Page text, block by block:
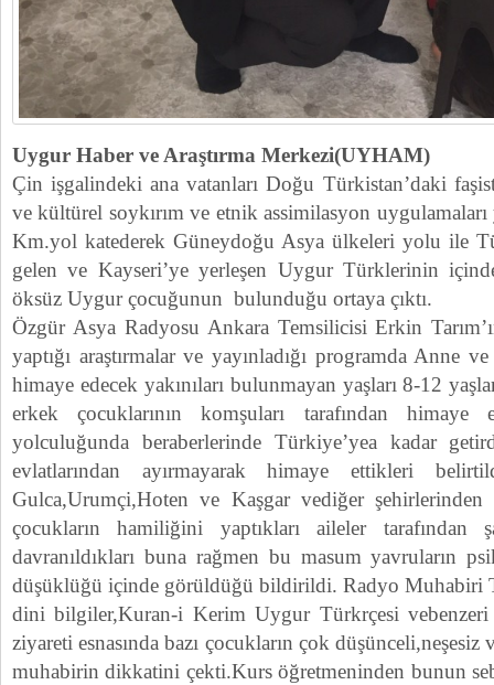
Uygur Haber ve Araştırma Merkezi(UYHAM)
Çin işgalindeki ana vatanları Doğu Türkistan’daki
ve kültürel soykırım ve etnik assimilasyon
Km.yol katederek Güneydoğu Asya ülkeleri yolu ile
gelen ve Kayseri’ye yerleşen Uygur Türklerinin
öksüz Uygur çocuğunun bulunduğu ortaya çıktı.
Özgür Asya Radyosu Ankara Temsilicisi Erkin
yaptığı araştırmalar ve yayınladığı programda Anne
himaye edecek yakınıları bulunmayan yaşları 8-12
erkek çocuklarının komşuları tarafından
yolculuğunda beraberlerinde Türkiye’yea kadar
evlatlarından ayırmayarak himaye ettikleri
Gulca,Urumçi,Hoten ve Kaşgar vediğer
çocukların hamiliğini yaptıkları aileler
davranıldıkları buna rağmen bu masum yavruların
düşüklüğü içinde görüldüğü bildirildi. Radyo Muhabiri
dini bilgiler,Kuran-i Kerim Uygur Türkrçesi
ziyareti esnasında bazı çocukların çok
muhabirin dikkatini çekti.Kurs öğretmeninden bunun